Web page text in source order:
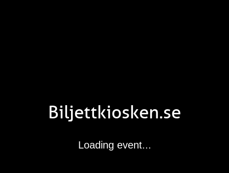
Biljettkiosken.se
Loading event...